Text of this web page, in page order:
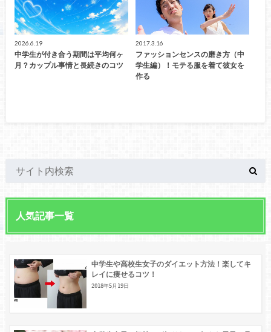
2026.6.19
中学生が付き合う期間は平均何ヶ
月？カップル事情と長続きのコツ
2017.3.16
ファッションセンスの磨き方（中
学生編）！モテる服を着て彼女を
作る
人気記事一覧
中学生や高校生女子のダイエット方法！楽してキ
レイに痩せるコツ！
2018年5月19日